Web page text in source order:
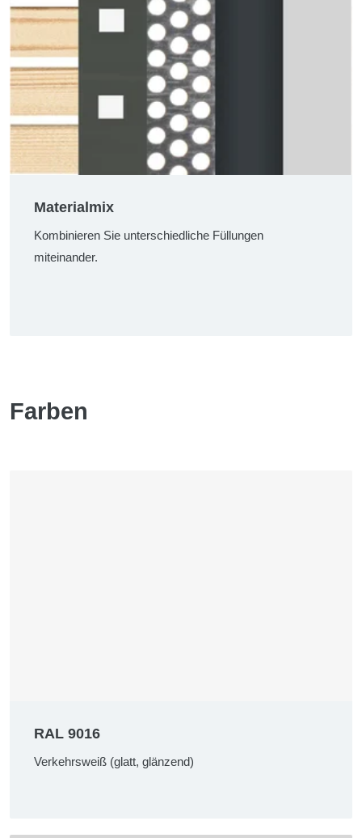
Materialmix
Kombinieren Sie unterschiedliche Füllungen
miteinander.
Farben
RAL 9016
Verkehrsweiß (glatt, glänzend)